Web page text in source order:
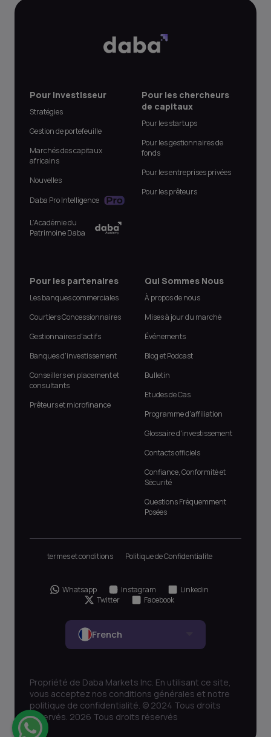
Pour Investisseur
Stratégies
Gestion de portefeuille
Marchés des capitaux
africains
Nouvelles
Daba Pro Intelligence
L’Académie du
Patrimoine Daba
Pour les chercheurs
de capitaux
Pour les startups
Pour les gestionnaires de
fonds
Pour les entreprises privées
Pour les prêteurs
Pour les partenaires
Les banques commerciales
Courtiers Concessionnaires
Gestionnaires d'actifs
Banques d'investissement
Conseillers en placement et
consultants
Prêteurs et microfinance
Qui Sommes Nous
À propos de nous
Mises à jour du marché
Événements
Blog et Podcast
Bulletin
Etudes de Cas
Programme d'affiliation
Glossaire d'investissement
Contacts officiels
Confiance, Conformité et
Sécurité
Questions Fréquemment
Posées
termes et conditions Politique de Confidentialite
Whatsapp Instagram
Linkedin
Twitter
Facebook
French
Propriété de Daba Markets Inc. En utilisant ce site,
vous acceptez nos conditions générales et notre
politique de confidentialité. © 2024 Tous droits
réservés. 2026 Tous droits réservés